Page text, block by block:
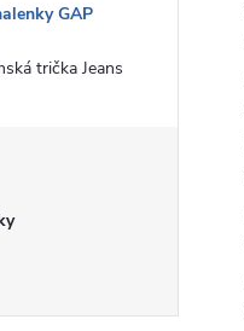
GAP
trička Jeans